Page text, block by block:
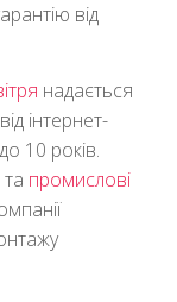
від
надається
інтернет-
10 років.
та промислові